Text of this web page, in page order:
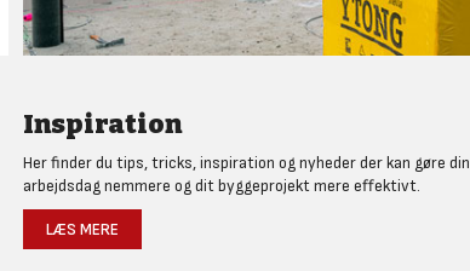
Inspiration
Her finder du tips, tricks, inspiration og nyheder der kan gøre din
arbejdsdag nemmere og dit byggeprojekt mere effektivt.
LÆS MERE